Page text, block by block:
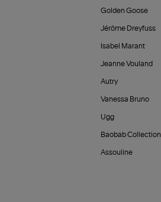
Golden Goose
Jérôme Dreyfuss
Isabel Marant
Jeanne Vouland
Autry
Vanessa Bruno
Ugg
Baobab Collection
Assouline